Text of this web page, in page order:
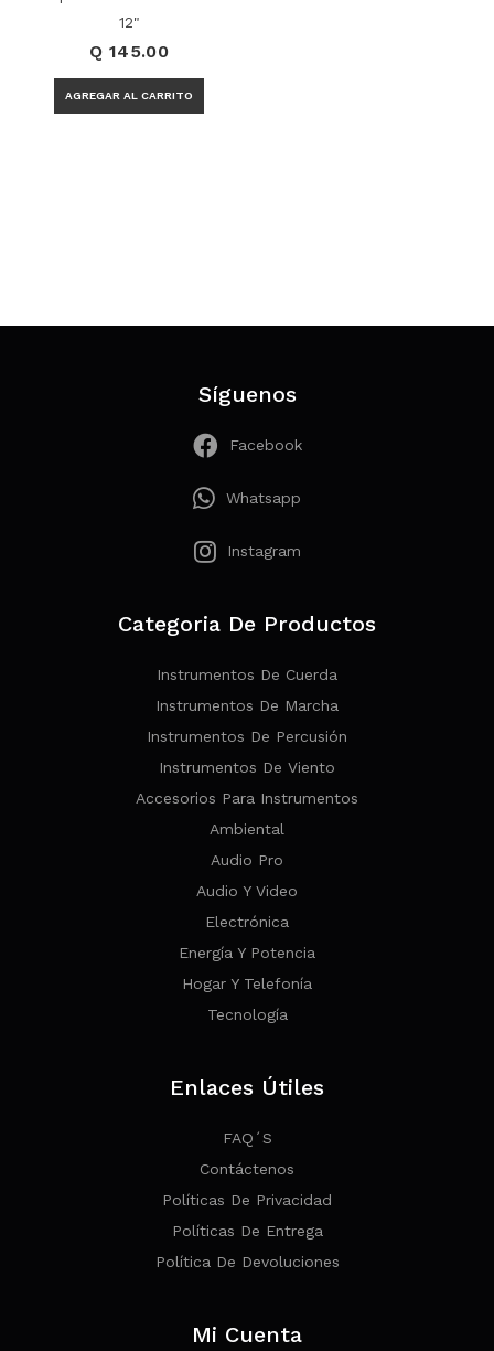
12"
Q 145.00
Síguenos
Facebook
Whatsapp
Instagram
Categoria De Productos
Instrumentos De Cuerda
Instrumentos De Marcha
Instrumentos De Percusión
Instrumentos De Viento
Accesorios Para Instrumentos
Ambiental
Audio Pro
Audio Y Video
Electrónica
Energía Y Potencia
Hogar Y Telefonía
Tecnología
Enlaces Útiles
FAQ´s
Contáctenos
Políticas De Privacidad
Políticas De Entrega
Política De Devoluciones
Mi Cuenta